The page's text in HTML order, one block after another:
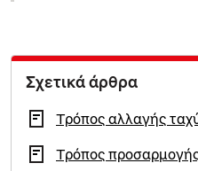
Σχετικά άρθρα
Τρόπος αλλαγής
Τρόπος